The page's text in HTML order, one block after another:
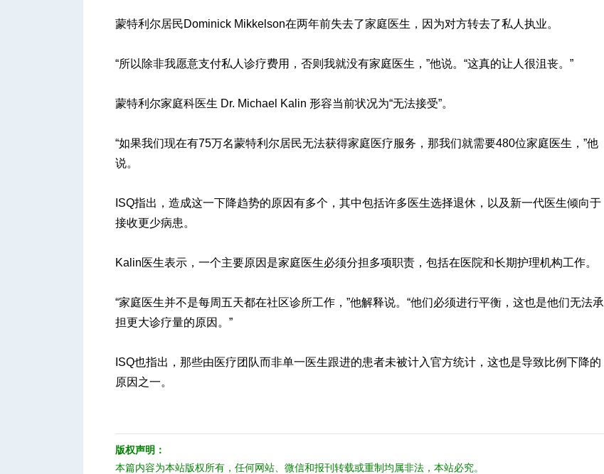
蒙特利尔居民Dominick Mikkelson在两年前失去了家庭医生，因为对方转去了私人执业。
“所以除非我愿意支付私人诊疗费用，否则我就没有家庭医生，”他说。“这真的让人很沮丧。”
蒙特利尔家庭科医生 Dr. Michael Kalin 形容当前状况为“无法接受”。
“如果我们现在有75万名蒙特利尔居民无法获得家庭医疗服务，那我们就需要480位家庭医生，”他
说。
ISQ指出，造成这一下降趋势的原因有多个，其中包括许多医生选择退休，以及新一代医生倾向于
接收更少病患。
Kalin医生表示，一个主要原因是家庭医生必须分担多项职责，包括在医院和长期护理机构工作。
“家庭医生并不是每周五天都在社区诊所工作，”他解释说。“他们必须进行平衡，这也是他们无法承
担更大诊疗量的原因。”
ISQ也指出，那些由医疗团队而非单一医生跟进的患者未被计入官方统计，这也是导致比例下降的
原因之一。
版权声明：
本篇内容为本站版权所有，任何网站、微信和报刊转载或重制均属非法，本站必究。